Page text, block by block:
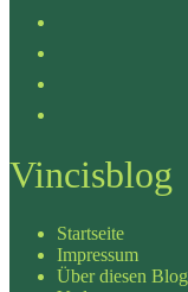
Vincisblog
Startseite
Impressum
Über diesen Blog